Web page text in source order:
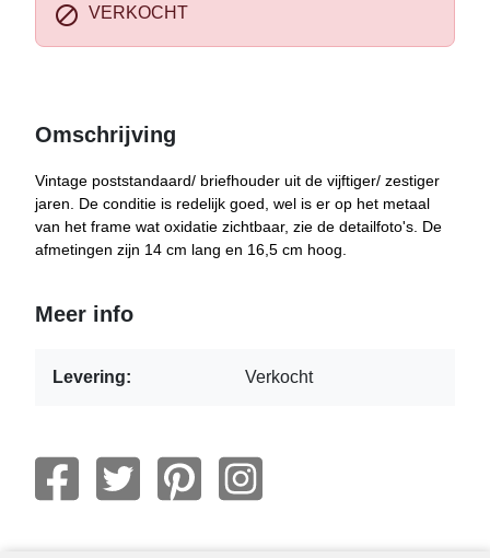
 VERKOCHT
Omschrijving
Vintage poststandaard/ briefhouder uit de vijftiger/ zestiger
jaren. De conditie is redelijk goed, wel is er op het metaal
van het frame wat oxidatie zichtbaar, zie de detailfoto's. De
afmetingen zijn 14 cm lang en 16,5 cm hoog.
Meer info
Levering: Verkocht